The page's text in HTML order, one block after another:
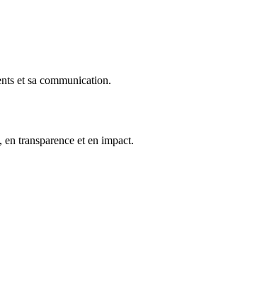
et sa communication.
transparence et en impact.